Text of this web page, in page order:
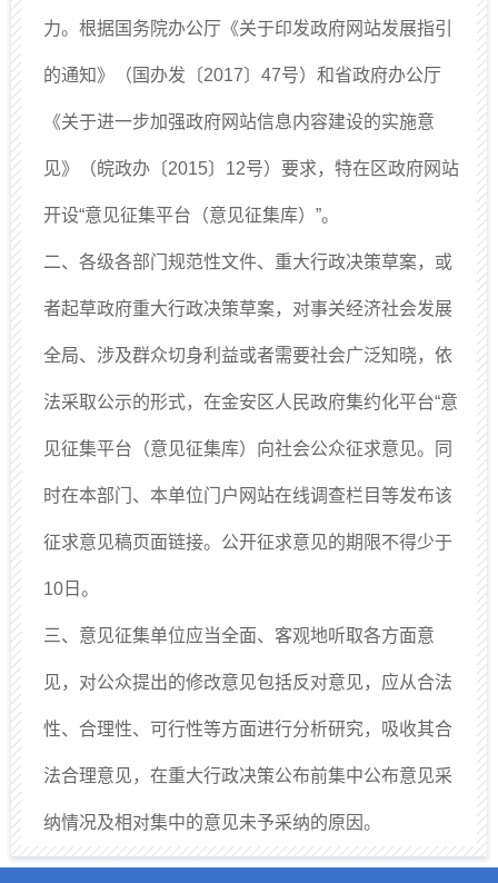
力。根据国务院办公厅《关于印发政府网站发展指引
的通知》（国办发〔2017〕47号）和省政府办公厅
《关于进一步加强政府网站信息内容建设的实施意
见》（皖政办〔2015〕12号）要求，特在区政府网站
开设“意见征集平台（意见征集库）”。
二、各级各部门规范性文件、重大行政决策草案，或
者起草政府重大行政决策草案，对事关经济社会发展
全局、涉及群众切身利益或者需要社会广泛知晓，依
法采取公示的形式，在金安区人民政府集约化平台“意
见征集平台（意见征集库）向社会公众征求意见。同
时在本部门、本单位门户网站在线调查栏目等发布该
征求意见稿页面链接。公开征求意见的期限不得少于
10日。
三、意见征集单位应当全面、客观地听取各方面意
见，对公众提出的修改意见包括反对意见，应从合法
性、合理性、可行性等方面进行分析研究，吸收其合
法合理意见，在重大行政决策公布前集中公布意见采
纳情况及相对集中的意见未予采纳的原因。